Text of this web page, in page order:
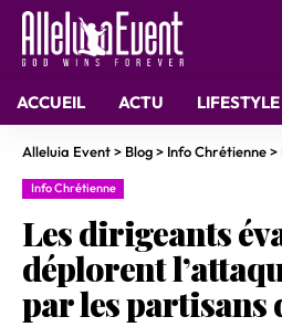
ACCUEIL ACTU LIFESTYLE
Alleluia Event> Blog> Info Chrétienne>
Info Chrétienne
Les dirigeants
déplorent
par les partisans